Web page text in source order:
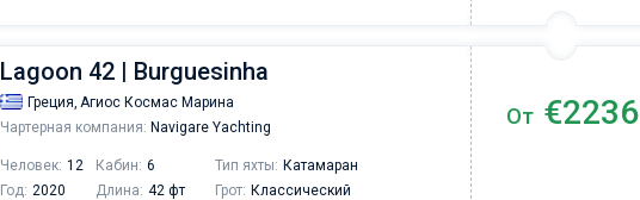
Lagoon 42 | Burguesinha
Греция, Агиос Космас Марина
Чартерная компания: Navigare Yachting
Человек: 12 Кабин: 6 Тип яхты: Катамаран
Год: 2020 Длина: 42 фт Грот: Классический
От €2236